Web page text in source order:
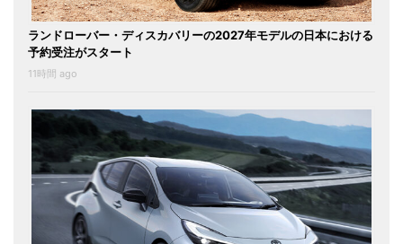
ランドローバー・ディスカバリーの2027年モデルの日本における
予約受注がスタート
11時間 ago